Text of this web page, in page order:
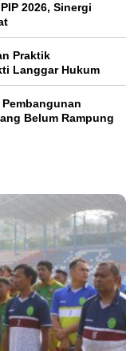
2026, Sinergi
Praktik
Langgar Hukum
Belum Rampung